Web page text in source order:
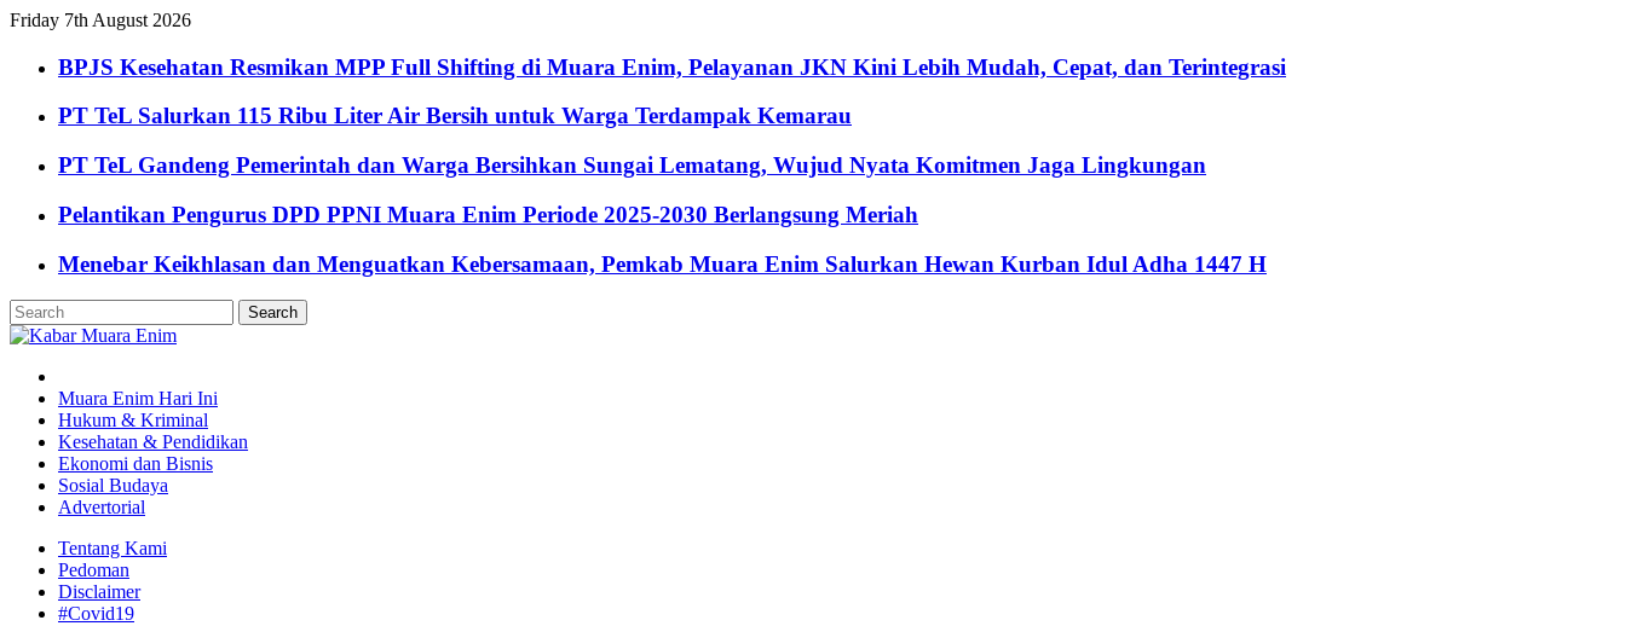
Friday 7th August 2026
BPJS Kesehatan Resmikan MPP Full Shifting di Muara Enim, Pelayanan JKN Kini Lebih Mudah, Cepat, dan Terintegrasi
PT TeL Salurkan 115 Ribu Liter Air Bersih untuk Warga Terdampak Kemarau
PT TeL Gandeng Pemerintah dan Warga Bersihkan Sungai Lematang, Wujud Nyata Komitmen Jaga Lingkungan
Pelantikan Pengurus DPD PPNI Muara Enim Periode 2025-2030 Berlangsung Meriah
Menebar Keikhlasan dan Menguatkan Kebersamaan, Pemkab Muara Enim Salurkan Hewan Kurban Idul Adha 1447 H
Muara Enim Hari Ini
Hukum & Kriminal
Kesehatan & Pendidikan
Ekonomi dan Bisnis
Sosial Budaya
Advertorial
Tentang Kami
Pedoman
Disclaimer
#Covid19